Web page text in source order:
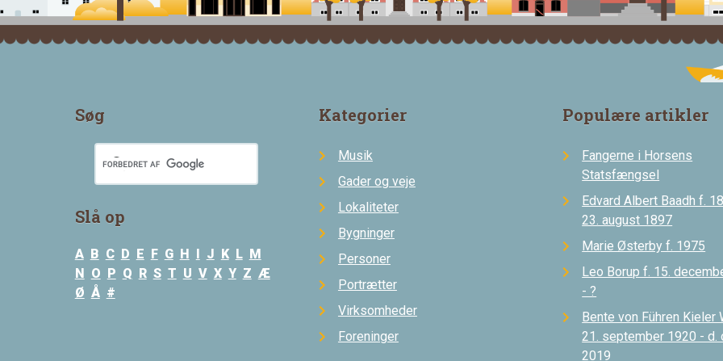
Søg
Slå op
A B C D E F G H I J K L M
N O P Q R S T U V X Y Z Æ
Ø Å #
Kategorier
Musik
Gader og veje
Lokaliteter
Bygninger
Personer
Portrætter
Virksomheder
Foreninger
Populære artikler
Fangerne i Horsens
Statsfængsel
Edvard Albert Baadh f.
23. august 1897
Marie Østerby f. 1975
Leo Borup f. 15.
- ?
Bente von Führen Kieler
21. september 1920 - d.
2019